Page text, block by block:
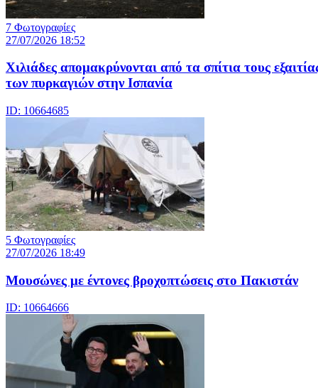
7 Φωτογραφίες
27/07/2026 18:52
Χιλιάδες απομακρύνονται από τα σπίτια τους
των πυρκαγιών στην Ισπανία
ID: 10664685
5 Φωτογραφίες
27/07/2026 18:49
Μουσώνες με έντονες βροχοπτώσεις στο Πακιστάν
ID: 10664666